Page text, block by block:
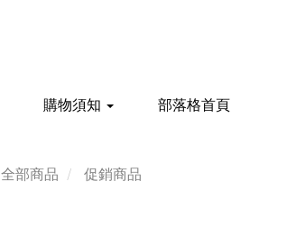
購物須知 部落格首頁
全部商品 促銷商品